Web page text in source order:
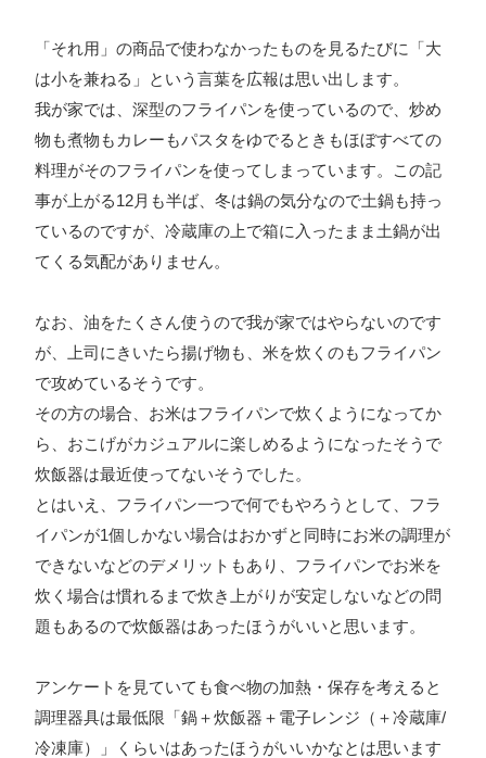
「それ用」の商品で使わなかったものを見るたびに「大
は小を兼ねる」という言葉を広報は思い出します。
我が家では、深型のフライパンを使っているので、炒め
物も煮物もカレーもパスタをゆでるときもほぼすべての
料理がそのフライパンを使ってしまっています。この記
事が上がる12月も半ば、冬は鍋の気分なので土鍋も持っ
ているのですが、冷蔵庫の上で箱に入ったまま土鍋が出
てくる気配がありません。
なお、油をたくさん使うので我が家ではやらないのです
が、上司にきいたら揚げ物も、米を炊くのもフライパン
で攻めているそうです。
その方の場合、お米はフライパンで炊くようになってか
ら、おこげがカジュアルに楽しめるようになったそうで
炊飯器は最近使ってないそうでした。
とはいえ、フライパン一つで何でもやろうとして、フラ
イパンが1個しかない場合はおかずと同時にお米の調理が
できないなどのデメリットもあり、フライパンでお米を
炊く場合は慣れるまで炊き上がりが安定しないなどの問
題もあるので炊飯器はあったほうがいいと思います。
アンケートを見ていても食べ物の加熱・保存を考えると
調理器具は最低限「鍋＋炊飯器＋電子レンジ（＋冷蔵庫/
冷凍庫）」くらいはあったほうがいいかなとは思います